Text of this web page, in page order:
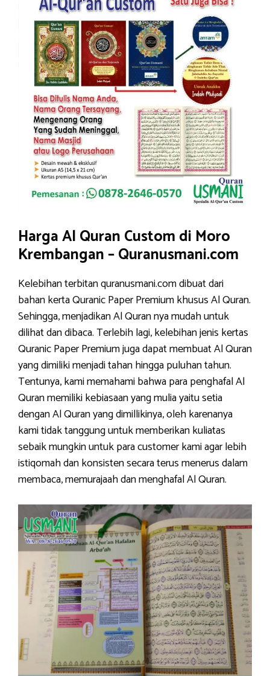
Harga Al Quran Custom di Moro
Krembangan – Quranusmani.com
Kelebihan terbitan quranusmani.com dibuat dari
bahan kerta Quranic Paper Premium khusus Al Quran.
Sehingga, menjadikan Al Quran nya mudah untuk
dilihat dan dibaca. Terlebih lagi, kelebihan jenis kertas
Quranic Paper Premium juga dapat membuat Al Quran
yang dimiliki menjadi tahan hingga puluhan tahun.
Tentunya, kami memahami bahwa para penghafal Al
Quran memiliki kebiasaan yang mulia yaitu setia
dengan Al Quran yang dimillikinya, oleh karenanya
kami tidak tanggung untuk memberikan kuliatas
sebaik mungkin untuk para customer kami agar lebih
istiqomah dan konsisten secara terus menerus dalam
membaca, memurajaah dan menghafal Al Quran.